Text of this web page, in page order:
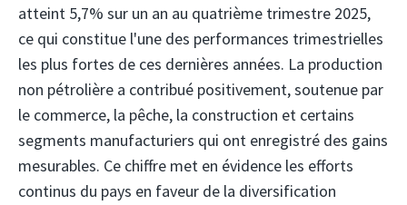
atteint 5,7% sur un an au quatrième trimestre 2025,
ce qui constitue l'une des performances trimestrielles
les plus fortes de ces dernières années. La production
non pétrolière a contribué positivement, soutenue par
le commerce, la pêche, la construction et certains
segments manufacturiers qui ont enregistré des gains
mesurables. Ce chiffre met en évidence les efforts
continus du pays en faveur de la diversification